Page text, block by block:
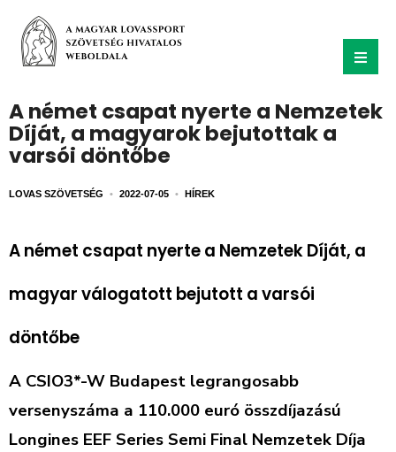
A német csapat nyerte a Nemzetek
Díját, a magyarok bejutottak a
varsói döntőbe
LOVAS SZÖVETSÉG • 2022-07-05 • HÍREK
A német csapat nyerte a Nemzetek Díját, a
magyar válogatott bejutott a varsói
döntőbe
A CSIO3*-W Budapest legrangosabb
versenyszáma a 110.000 euró összdíjazású
Longines EEF Series Semi Final Nemzetek Díja